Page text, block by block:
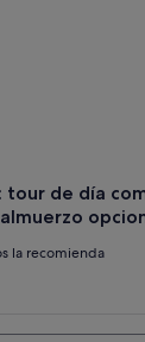
tour de día
la recomienda